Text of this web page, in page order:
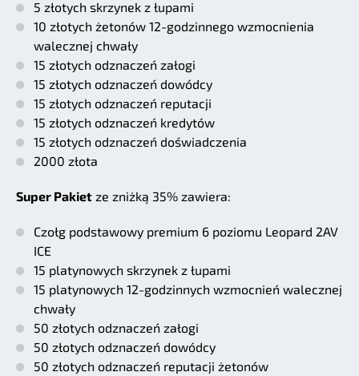
5 złotych skrzynek z łupami
10 złotych żetonów 12-godzinnego wzmocnienia
walecznej chwały
15 złotych odznaczeń załogi
15 złotych odznaczeń dowódcy
15 złotych odznaczeń reputacji
15 złotych odznaczeń kredytów
15 złotych odznaczeń doświadczenia
2000 złota
Super Pakiet ze zniżką 35% zawiera:
Czołg podstawowy premium 6 poziomu Leopard 2AV
ICE
15 platynowych skrzynek z łupami
15 platynowych 12-godzinnych wzmocnień walecznej
chwały
50 złotych odznaczeń załogi
50 złotych odznaczeń dowódcy
50 złotych odznaczeń reputacji żetonów